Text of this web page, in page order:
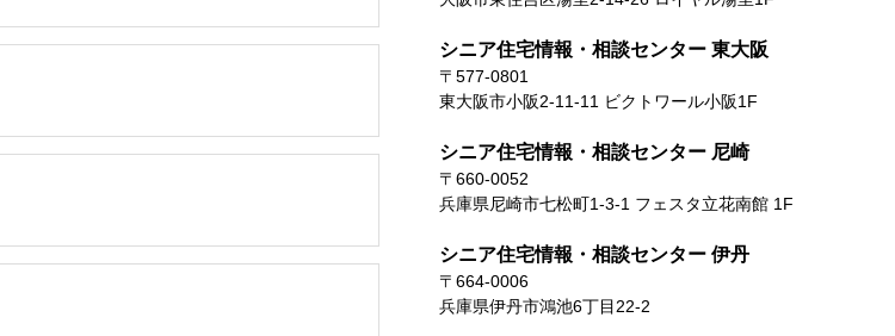
シニア住宅情報・相談センター 東大阪
〒577-0801
東大阪市小阪2-11-11 ビクトワール小阪1F
シニア住宅情報・相談センター 尼崎
〒660-0052
兵庫県尼崎市七松町1-3-1 フェスタ立花南館 1F
シニア住宅情報・相談センター 伊丹
〒664-0006
兵庫県伊丹市鴻池6丁目22-2